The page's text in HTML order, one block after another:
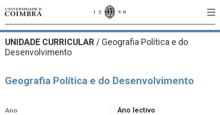
UNIDADE CURRICULAR / Geografia Política e do
Desenvolvimento
Geografia Política e do Desenvolvimento
Ano Ano lectivo